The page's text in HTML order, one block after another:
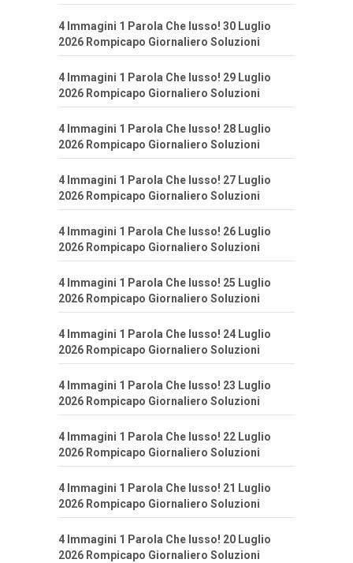
4 Immagini 1 Parola Che lusso! 30 Luglio
2026 Rompicapo Giornaliero Soluzioni
4 Immagini 1 Parola Che lusso! 29 Luglio
2026 Rompicapo Giornaliero Soluzioni
4 Immagini 1 Parola Che lusso! 28 Luglio
2026 Rompicapo Giornaliero Soluzioni
4 Immagini 1 Parola Che lusso! 27 Luglio
2026 Rompicapo Giornaliero Soluzioni
4 Immagini 1 Parola Che lusso! 26 Luglio
2026 Rompicapo Giornaliero Soluzioni
4 Immagini 1 Parola Che lusso! 25 Luglio
2026 Rompicapo Giornaliero Soluzioni
4 Immagini 1 Parola Che lusso! 24 Luglio
2026 Rompicapo Giornaliero Soluzioni
4 Immagini 1 Parola Che lusso! 23 Luglio
2026 Rompicapo Giornaliero Soluzioni
4 Immagini 1 Parola Che lusso! 22 Luglio
2026 Rompicapo Giornaliero Soluzioni
4 Immagini 1 Parola Che lusso! 21 Luglio
2026 Rompicapo Giornaliero Soluzioni
4 Immagini 1 Parola Che lusso! 20 Luglio
2026 Rompicapo Giornaliero Soluzioni